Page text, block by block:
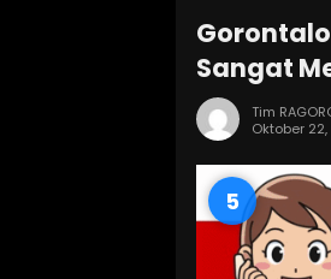
Sangat
Tim
Oktober 22,
4